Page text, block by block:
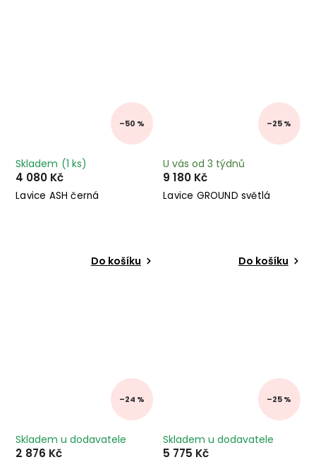
–50 %
Lavice ASH černá
Skladem (1 ks)
4 080 Kč
Do košíku
–25 %
Lavice GROUND světlá
U vás od 3 týdnů
9 180 Kč
Do košíku
–24 %
Skladem u dodavatele
2 876 Kč
–25 %
Skladem u dodavatele
5 775 Kč